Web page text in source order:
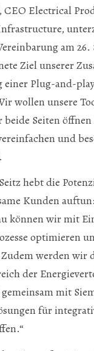
CEO Electrical
am 26.
Ziel unserer
einer Plug-and-
wollen unsere
Seiten
und
hebt die
Kunden
können wir mit
optimieren
werden wir
der
mit
für